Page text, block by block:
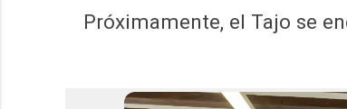
Próximamente, el Tajo se